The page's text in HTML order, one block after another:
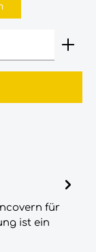
Wert
für
ist ein